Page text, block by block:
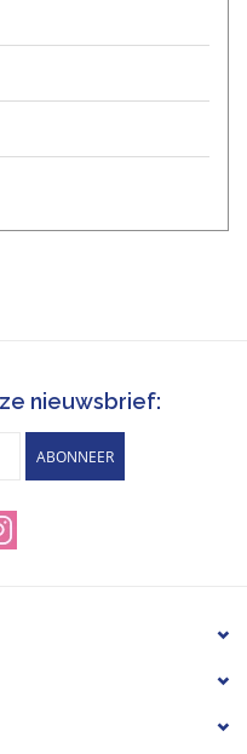
nieuwsbrief:
ABONNEER